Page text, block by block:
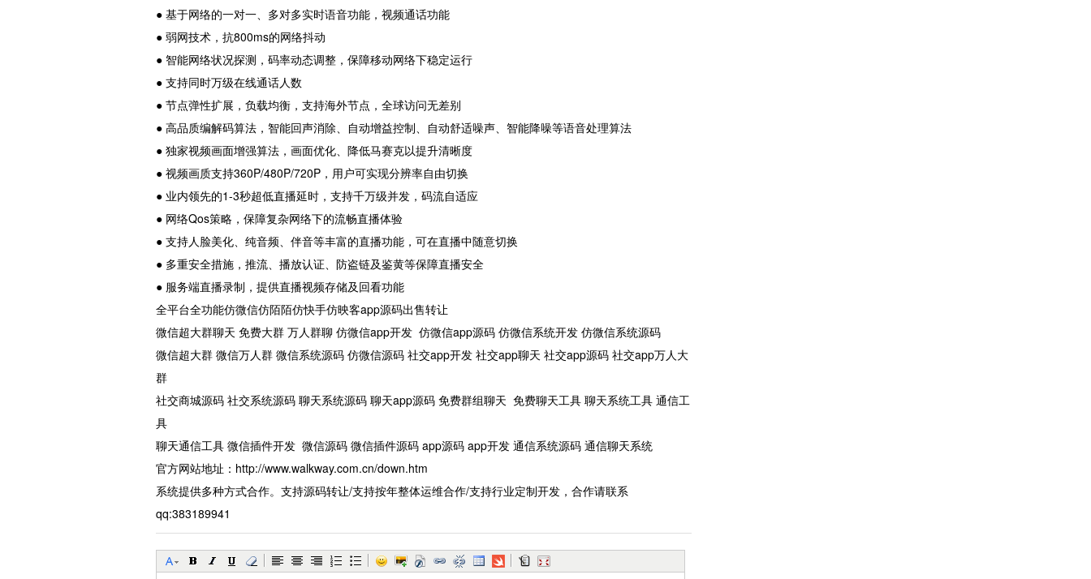
● 基于网络的一对一、多对多实时语音功能，视频通话功能
● 弱网技术，抗800ms的网络抖动
● 智能网络状况探测，码率动态调整，保障移动网络下稳定运行
● 支持同时万级在线通话人数
● 节点弹性扩展，负载均衡，支持海外节点，全球访问无差别
● 高品质编解码算法，智能回声消除、自动增益控制、自动舒适噪声、智能降噪等语音处理算法
● 独家视频画面增强算法，画面优化、降低马赛克以提升清晰度
● 视频画质支持360P/480P/720P，用户可实现分辨率自由切换
● 业内领先的1-3秒超低直播延时，支持千万级并发，码流自适应
● 网络Qos策略，保障复杂网络下的流畅直播体验
● 支持人脸美化、纯音频、伴音等丰富的直播功能，可在直播中随意切换
● 多重安全措施，推流、播放认证、防盗链及鉴黄等保障直播安全
● 服务端直播录制，提供直播视频存储及回看功能
全平台全功能仿微信仿陌陌仿快手仿映客app源码出售转让
微信超大群聊天 免费大群 万人群聊 仿微信app开发 仿微信app源码 仿微信系统开发 仿微信系统源码
微信超大群 微信万人群 微信系统源码 仿微信源码 社交app开发 社交app聊天 社交app源码 社交app万人大
群
社交商城源码 社交系统源码 聊天系统源码 聊天app源码 免费群组聊天 免费聊天工具 聊天系统工具 通信工
具
聊天通信工具 微信插件开发 微信源码 微信插件源码 app源码 app开发 通信系统源码 通信聊天系统
官方网站地址：http://www.walkway.com.cn/down.htm
系统提供多种方式合作。支持源码转让/支持按年整体运维合作/支持行业定制开发，合作请联系
qq:383189941